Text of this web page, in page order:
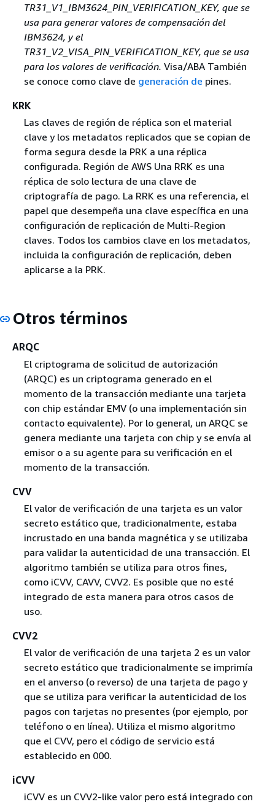
TR31_V1_IBM3624_PIN_VERIFICATION_KEY, que se
usa para generar valores de compensación del
IBM3624, y el
TR31_V2_VISA_PIN_VERIFICATION_KEY, que se usa
para los valores de verificación. Visa/ABA También
se conoce como clave de generación de pines.
KRK
Las claves de región de réplica son el material
clave y los metadatos replicados que se copian de
forma segura desde la PRK a una réplica
configurada. Región de AWS Una RRK es una
réplica de solo lectura de una clave de
criptografía de pago. La RRK es una referencia, el
papel que desempeña una clave específica en una
configuración de replicación de Multi-Region
claves. Todos los cambios clave en los metadatos,
incluida la configuración de replicación, deben
aplicarse a la PRK.
Otros términos
ARQC
El criptograma de solicitud de autorización
(ARQC) es un criptograma generado en el
momento de la transacción mediante una tarjeta
con chip estándar EMV (o una implementación sin
contacto equivalente). Por lo general, un ARQC se
genera mediante una tarjeta con chip y se envía al
emisor o a su agente para su verificación en el
momento de la transacción.
CVV
El valor de verificación de una tarjeta es un valor
secreto estático que, tradicionalmente, estaba
incrustado en una banda magnética y se utilizaba
para validar la autenticidad de una transacción. El
algoritmo también se utiliza para otros fines,
como iCVV, CAVV, CVV2. Es posible que no esté
integrado de esta manera para otros casos de
uso.
CVV2
El valor de verificación de una tarjeta 2 es un valor
secreto estático que tradicionalmente se imprimía
en el anverso (o reverso) de una tarjeta de pago y
que se utiliza para verificar la autenticidad de los
pagos con tarjetas no presentes (por ejemplo, por
teléfono o en línea). Utiliza el mismo algoritmo
que el CVV, pero el código de servicio está
establecido en 000.
iCVV
iCVV es un CVV2-like valor pero está integrado con